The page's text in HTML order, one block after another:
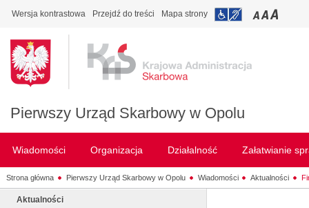
Wersja kontrastowa Przejdź do treści Mapa strony
Pierwszy Urząd Skarbowy w Opolu
Wiadomości Organizacja Działalność Załatwianie
Strona główna Pierwszy Urząd Skarbowy w Opolu Wiadomości Aktualności
Aktualności